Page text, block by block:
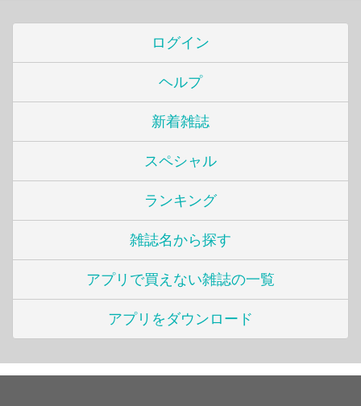
ログイン
ヘルプ
新着雑誌
スペシャル
ランキング
雑誌名から探す
アプリで買えない雑誌の一覧
アプリをダウンロード